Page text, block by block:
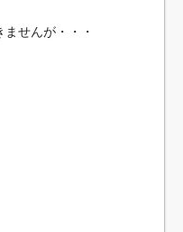
せんが・・・